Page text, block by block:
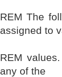
REM The
assigned to
REM
any of the